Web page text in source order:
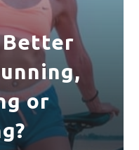
Better
or